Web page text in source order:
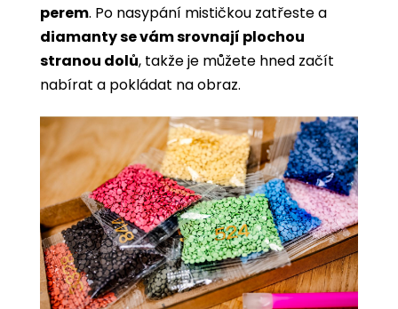
perem. Po nasypání mističkou zatřeste a
diamanty se vám srovnají plochou
stranou dolů, takže je můžete hned začít
nabírat a pokládat na obraz.